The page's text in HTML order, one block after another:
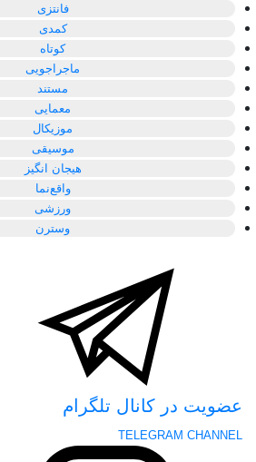
فانتزی
کمدی
کوتاه
ماجراجویی
مستند
معمایی
موزیکال
موسیقی
هیجان انگیز
واقع‌نما
ورزشی
وسترن
عضویت در کانال تلگرام
TELEGRAM CHANNEL